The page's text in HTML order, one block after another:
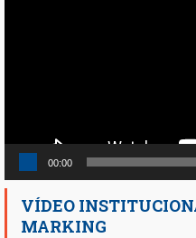
00:00
VÍDEO
MARKING